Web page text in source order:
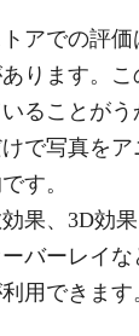
トアでの評
ります。
ることがう
で写真をア
す。
果、3D効
バーレイ
用できます